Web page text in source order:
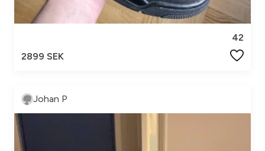
42
2899 SEK
Johan P